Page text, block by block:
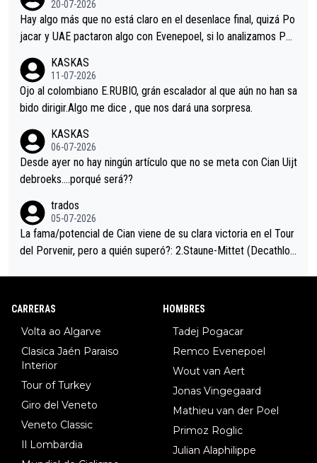
a que era capaz de controlar el miedo", recordó."
20-07-2026
Hay algo más que no está claro en el desenlace final, quizá Po
jacar y UAE pactaron algo con Evenepoel, si lo analizamos Poj
i sin pedalear, luego está el saludo con Evenepoel dándose la
mano de una manera muy fraternal, más allá de los típicos toqu
es en el hombro con que saludaba a Vingegard. Ahí hubo una in
eta, a ver si por querer poner a Del Toro con calzador en posi
ción de podio UAE y Pojacar se van complicar el tour.
KASKAS
11-07-2026
Ojo al colombiano E.RUBIO, grán escalador al que aún no han sa
bido dirigir.Algo me dice , que nos dará una sorpresa.
KASKAS
06-07-2026
Desde ayer no hay ningún artículo que no se meta con Cian Uijt
debroeks….porqué será??
trados
05-07-2026
La fama/potencial de Cian viene de su clara victoria en el Tour
del Porvenir, pero a quién superó?: 2.Staune-Mittet (Decathlon,
CARRERAS
Volta ao Algarve
Clasica Jaén Paraiso
Interior
Tour of Turkey
Giro del Veneto
Veneto Classic
Il Lombardia
HOMBRES
Tadej Pogacar
Remco Evenepoel
Wout van Aert
Jonas Vingegaard
Mathieu van der Poel
Primoz Roglic
Julian Alaphilippe